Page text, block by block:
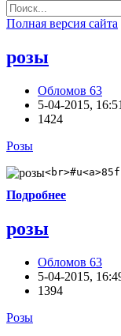
Полная версия сайта
розы
Обломов 63
5-04-2015, 16:51
1424
Розы
Подробнее
розы
Обломов 63
5-04-2015,
1394
Розы